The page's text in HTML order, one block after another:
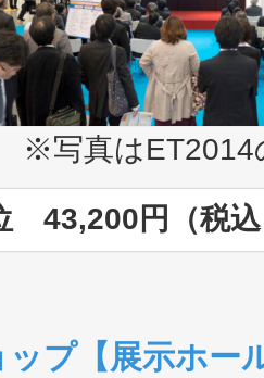
※写真はET2014
43,200円（税込
プ【展示ホー